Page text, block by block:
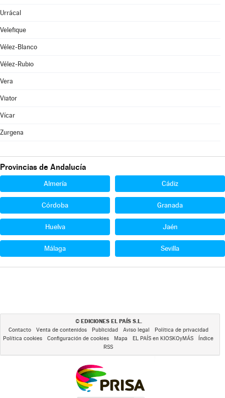
Urrácal
Velefique
Vélez-Blanco
Vélez-Rubio
Vera
Viator
Vícar
Zurgena
Provincias de Andalucía
Almería Cádiz
Córdoba Granada
Huelva Jaén
Málaga Sevilla
© EDICIONES EL PAÍS S.L.
Contacto Venta de contenidos Publicidad Aviso legal
Política de privacidad
Política cookies
Configuración de cookies Mapa EL PAÍS en KIOSKOyMÁS
Índice
RSS